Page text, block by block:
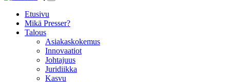
Etusivu
Mikä Presser?
Talous
Asiakaskokemus
Innovaatiot
Johtajuus
Juridiikka
Kasvu